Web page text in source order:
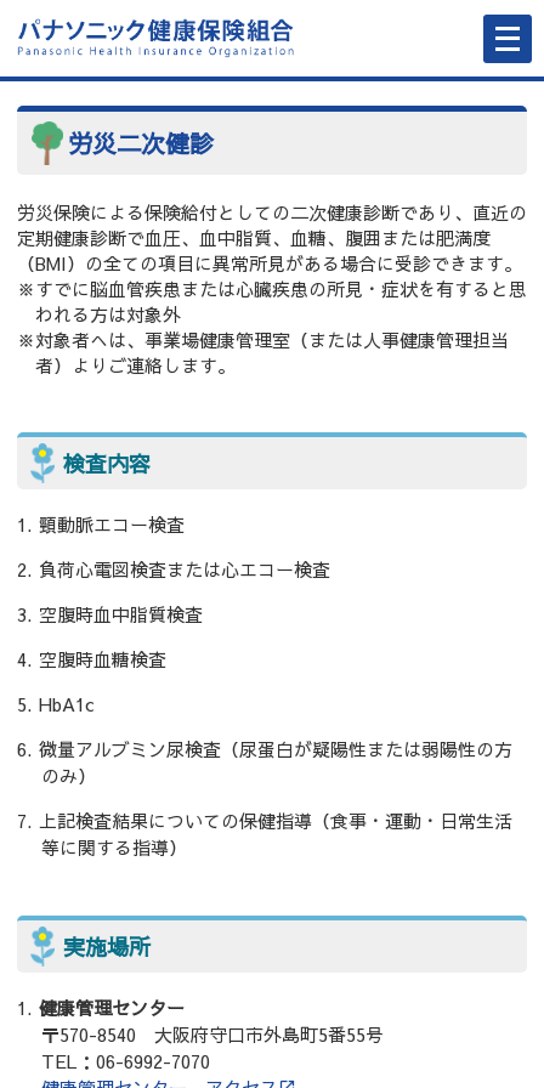
メ
ニ
ュ
ー
開
労災二次健診
労災保険による保険給付としての二次健康診断であり、直近の
定期健康診断で血圧、血中脂質、血糖、腹囲または肥満度
（BMI）の全ての項目に異常所見がある場合に受診できます。
※すでに脳血管疾患または心臓疾患の所見・症状を有すると思
われる方は対象外
※対象者へは、事業場健康管理室（または人事健康管理担当
者）よりご連絡します。
検査内容
頸動脈エコー検査
負荷心電図検査または心エコー検査
空腹時血中脂質検査
空腹時血糖検査
HbA1c
微量アルブミン尿検査（尿蛋白が疑陽性または弱陽性の方
のみ）
上記検査結果についての保健指導（食事・運動・日常生活
等に関する指導）
実施場所
健康管理センター
〒570-8540 大阪府守口市外島町5番55号
TEL：06-6992-7070